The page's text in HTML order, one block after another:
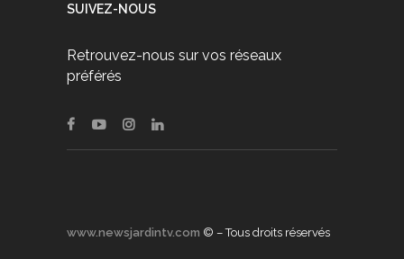
SUIVEZ-NOUS
Retrouvez-nous sur vos réseaux
préférés
www.newsjardintv.com © – Tous droits réservés